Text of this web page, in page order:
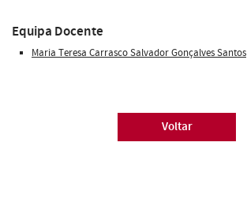
Equipa Docente
Maria Teresa Carrasco Salvador Gonçalves Santos
Voltar